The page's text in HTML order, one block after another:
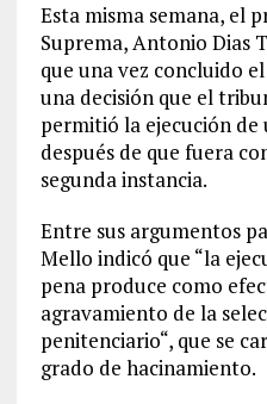
Esta misma semana, el
Suprema, Antonio Dias
que una vez concluido
una decisión que el
permitió la ejecución de
después de que fuera
segunda instancia.
Entre sus argumentos
Mello indicó que “la
pena produce como
agravamiento de la
penitenciario“, que se
grado de hacinamiento.